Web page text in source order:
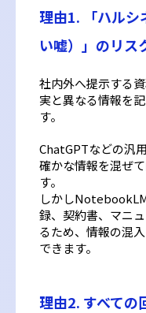
理由1. 「ハルシ
い嘘）」のリス
社内外へ提示する
実と異なる情報を
す。
ChatGPTなどの汎
確かな情報を混ぜ
す。
しかし
録、契約書、マニ
るため、情報の混
できます。
理由2. すべての